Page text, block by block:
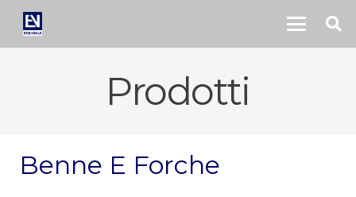
Prodotti
Benne E Forche